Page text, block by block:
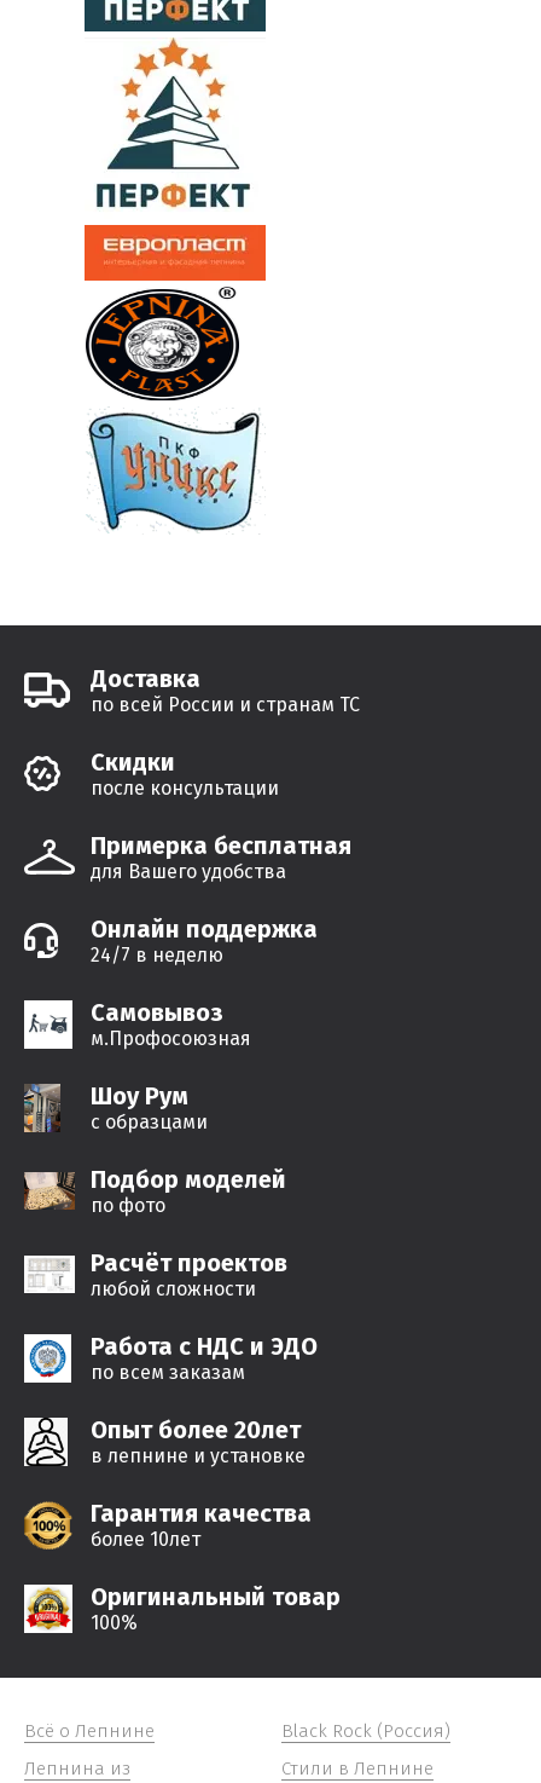
Доставка
по всей России и странам ТС
Cкидки
после консультации
Примерка бесплатная
для Вашего удобства
Онлайн поддержка
24/7 в неделю
Самовывоз
м.Профосоюзная
Шоу Рум
с образцами
Подбор моделей
по фото
Расчёт проектов
любой сложности
Работа с НДС и ЭДО
по всем заказам
Опыт более 20лет
в лепнине и установке
Гарантия качества
более 10лет
Оригинальный товар
100%
Всё о Лепнине
Лепнина из
Black Rock (Россия)
Стили в Лепнине